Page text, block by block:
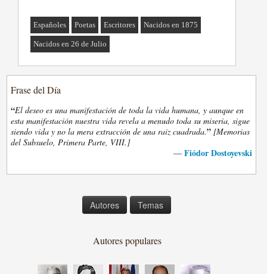
Españoles Poetas Escritores Nacidos en 1875
Nacidos en 26 de Julio
Frase del Día
“El deseo es una manifestación de toda la vida humana, y aunque en
esta manifestación nuestra vida revela a menudo toda su miseria, sigue
siendo vida y no la mera extracción de una raiz cuadrada.” [Memorias
del Subsuelo, Primera Parte, VIII.]
— Fiódor Dostoyevski
Autores Temas
Autores populares